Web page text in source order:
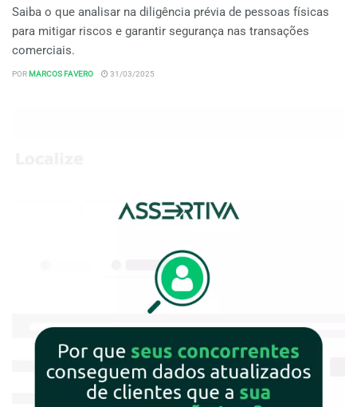
Saiba o que analisar na diligência prévia de pessoas físicas
para mitigar riscos e garantir segurança nas transações
comerciais.
POR MARCOS FAVERO 31/03/2025